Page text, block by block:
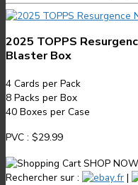
2025 TOPPS
Blaster Box
4 Cards per Pack
8 Packs per Box
40 Boxes per Case
PVC : $29.99
SHOP NOW
Rechercher sur :
.fr |